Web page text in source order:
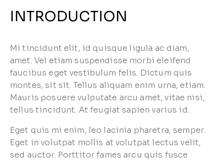
INTRODUCTION
Mi tincidunt elit, id quisque ligula ac diam,
amet. Vel etiam suspendisse morbi eleifend
faucibus eget vestibulum felis. Dictum quis
montes, sit sit. Tellus aliquam enim urna, etiam.
Mauris posuere vulputate arcu amet, vitae nisi,
tellus tincidunt. At feugiat sapien varius id.
Eget quis mi enim, leo lacinia pharetra, semper.
Eget in volutpat mollis at volutpat lectus velit,
sed auctor. Porttitor fames arcu quis fusce